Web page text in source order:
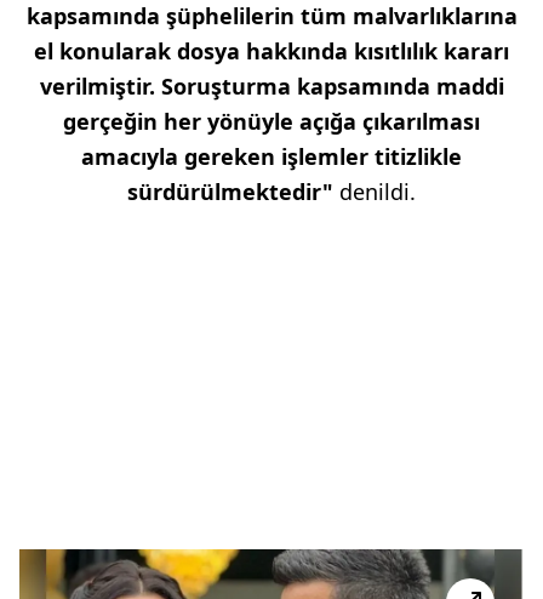
kapsamında şüphelilerin tüm malvarlıklarına
el konularak dosya hakkında kısıtlılık kararı
verilmiştir. Soruşturma kapsamında maddi
gerçeğin her yönüyle açığa çıkarılması
amacıyla gereken işlemler titizlikle
sürdürülmektedir" denildi.